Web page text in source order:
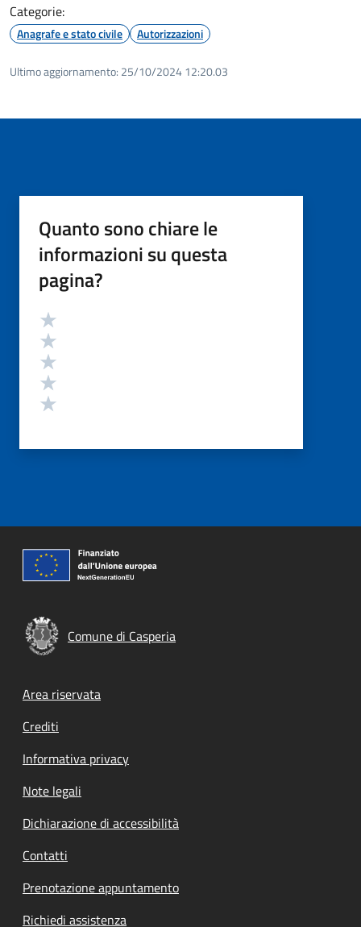
Categorie:
Anagrafe e stato civile Autorizzazioni
Ultimo aggiornamento: 25/10/2024 12:20.03
Quanto sono chiare le
informazioni su questa
pagina?
Valutazione
Comune di Casperia
Footer menu
Area riservata
Crediti
Informativa privacy
Note legali
Dichiarazione di accessibilità
Contatti
Prenotazione appuntamento
Richiedi assistenza